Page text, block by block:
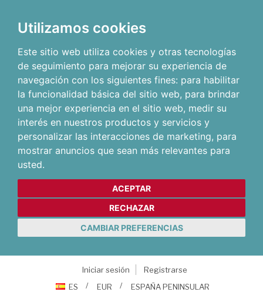
Utilizamos cookies
Este sitio web utiliza cookies y otras tecnologías
de seguimiento para mejorar su experiencia de
navegación con los siguientes fines: para habilitar
la funcionalidad básica del sitio web, para brindar
una mejor experiencia en el sitio web, medir su
interés en nuestros productos y servicios y
personalizar las interacciones de marketing, para
mostrar anuncios que sean más relevantes para
usted.
ACEPTAR
RECHAZAR
CAMBIAR PREFERENCIAS
Iniciar sesión
Registrarse
ES
EUR ESPAÑA PENINSULAR